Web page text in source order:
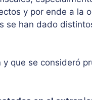
y por ende a la
se han dado
que se consideró